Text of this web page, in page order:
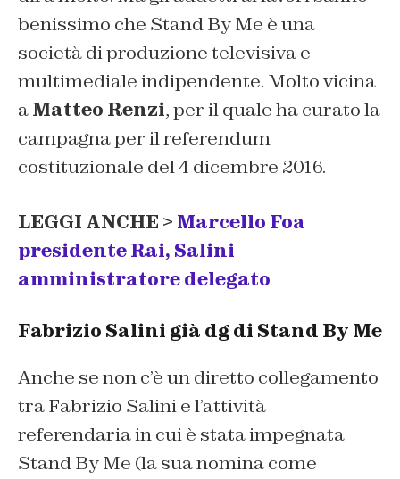
benissimo che Stand By Me è una
società di produzione televisiva e
multimediale indipendente. Molto vicina
aMatteo Renzi, per il quale ha curato la
campagna per il referendum
costituzionale del 4 dicembre 2016.
LEGGI ANCHE > Marcello Foa
presidente Rai, Salini
amministratore delegato
Fabrizio Salini già dg di Stand By Me
Anche se non c’è un diretto collegamento
tra Fabrizio Salini e l’attività
referendaria in cui è stata impegnata
Stand By Me (la sua nomina come